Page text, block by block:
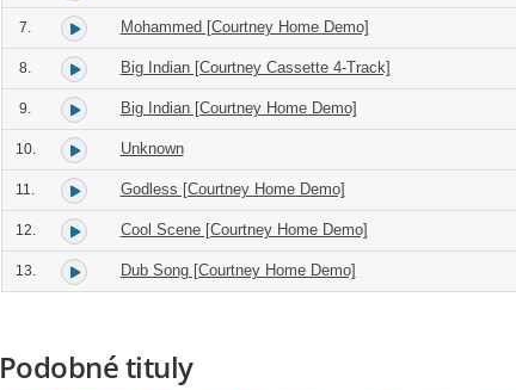
7. Mohammed [Courtney Home Demo]
8. Big Indian [Courtney Cassette 4-Track]
9. Big Indian [Courtney Home Demo]
10. Unknown
11. Godless [Courtney Home Demo]
12. Cool Scene [Courtney Home Demo]
13. Dub Song [Courtney Home Demo]
Podobné tituly